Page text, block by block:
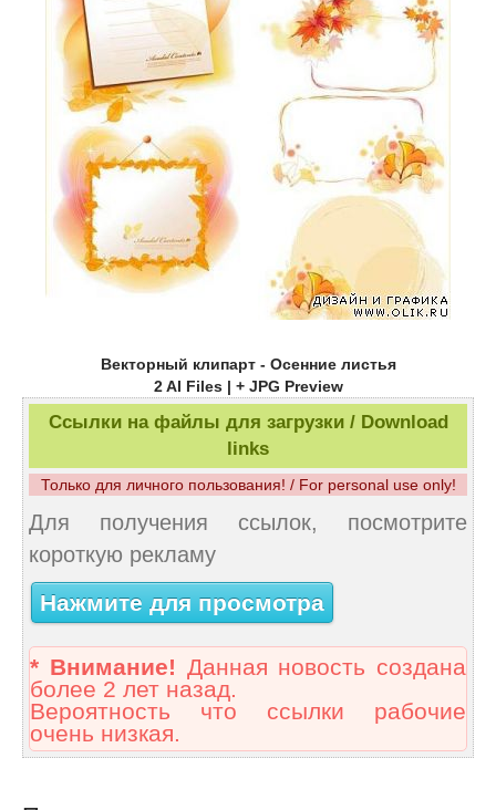
Векторный клипарт - Осенние листья
2 AI Files | + JPG Preview
Ссылки на файлы для загрузки / Download
links
Только для личного пользования! / For personal use only!
Для получения ссылок, посмотрите
короткую рекламу
Нажмите для просмотра
* Внимание! Данная новость создана
более 2 лет назад.
Вероятность что ссылки рабочие
очень низкая.